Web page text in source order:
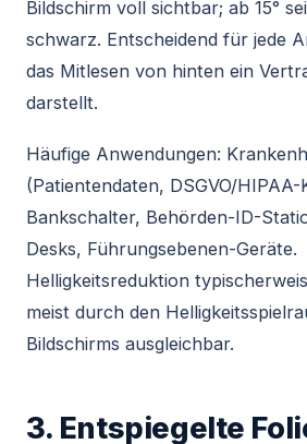
Bildschirm voll sichtbar; ab 15°
schwarz. Entscheidend für jede
das Mitlesen von hinten ein
darstellt.
Häufige Anwendungen:
(Patientendaten, DSGVO/
Bankschalter, Behörden-ID-
Desks, Führungsebenen-Geräte.
Helligkeitsreduktion
meist durch den
Bildschirms ausgleichbar.
3. Entspiegelte